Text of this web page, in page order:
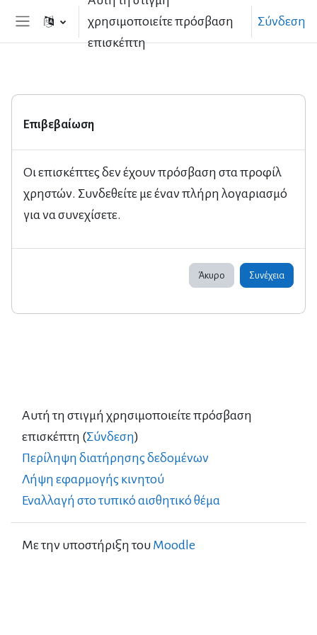
Μετάβαση στο κεντρικό περιεχόμενο
Πλευρικός πίνακας
χρησιμοποιείτε πρόσβαση
επισκέπτη
Σύνδεση
Επιβεβαίωση
Οι επισκέπτες δεν έχουν πρόσβαση στα προφίλ
χρηστών. Συνδεθείτε με έναν πλήρη λογαριασμό
για να συνεχίσετε.
Άκυρο Συνέχεια
Αυτή τη στιγμή χρησιμοποιείτε πρόσβαση
επισκέπτη (Σύνδεση)
Περίληψη διατήρησης δεδομένων
Λήψη εφαρμογής κινητού
Εναλλαγή στο τυπικό αισθητικό θέμα
Με την υποστήριξη του Moodle